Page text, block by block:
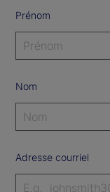
Prénom
Nom
Adresse courriel